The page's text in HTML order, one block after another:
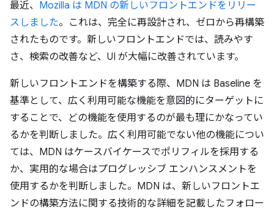
最近、 Mozilla は MDN の新しいフロントエンドをリリー
スしました。これは、完全に再設計され、ゼロから再構築
されたものです。新しいフロントエンドでは、読みやす
さ、検索の改善など、UI が大幅に改善されています。
新しいフロントエンドを構築する際、MDN は Baseline を
基準として、広く利用可能な機能を意図的にターゲットに
することで、どの機能を使用するのが最も理にかなってい
るかを判断しました。広く利用可能でない他の機能につい
ては、MDN はケースバイケースでポリフィルを採用する
か、実用的な場合はプログレッシブ エンハンスメントを
使用するかを判断しました。MDN は、新しいフロントエ
ンドの構築方法に関する技術的な詳細を記載したフォロー